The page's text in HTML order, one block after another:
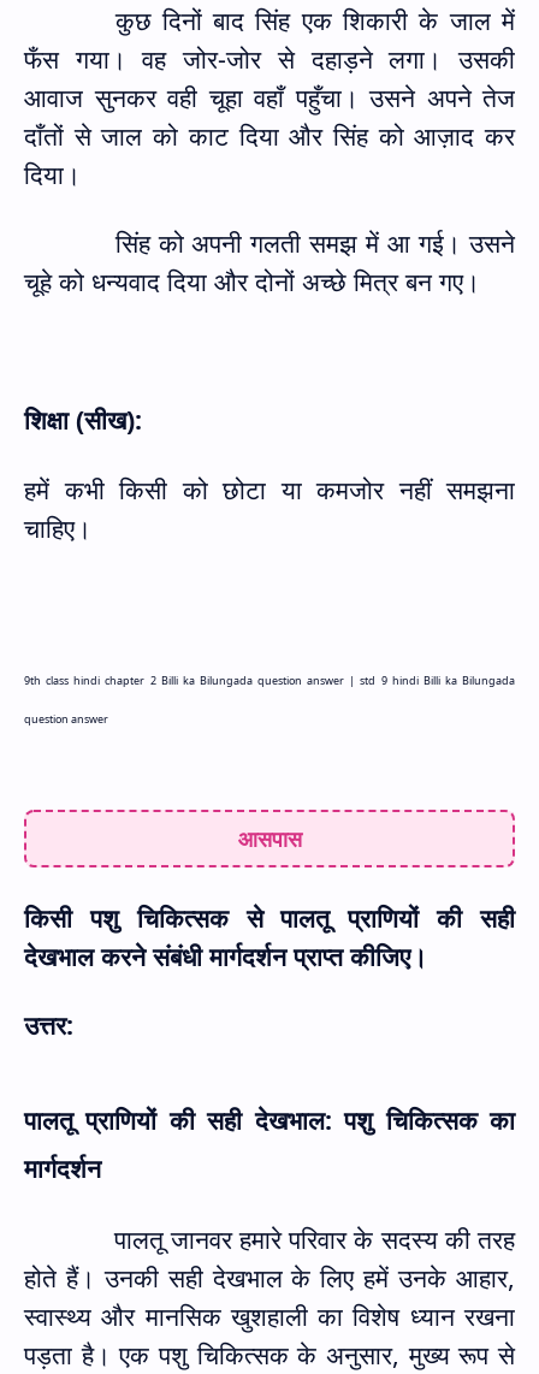
कुछ दिनों बाद सिंह एक शिकारी के जाल में
फँस गया। वह जोर-जोर से दहाड़ने लगा। उसकी
आवाज सुनकर वही चूहा वहाँ पहुँचा। उसने अपने तेज
दाँतों से जाल को काट दिया और सिंह को आज़ाद कर
दिया।
सिंह को अपनी गलती समझ में आ गई। उसने
चूहे को धन्यवाद दिया और दोनों अच्छे मित्र बन गए।
शिक्षा (सीख):
हमें कभी किसी को छोटा या कमजोर नहीं समझना
चाहिए।
9th class hindi chapter 2 Billi ka Bilungada question answer |std 9 hindi Billi ka Bilungada
question answer
आसपास
किसी पशु चिकित्सक से पालतू प्राणियों की सही
देखभाल करने संबंधी मार्गदर्शन प्राप्त कीजिए।
उत्तर:
पालतू प्राणियों की सही देखभाल: पशु चिकित्सक का
मार्गदर्शन
पालतू जानवर हमारे परिवार के सदस्य की तरह
होते हैं। उनकी सही देखभाल के लिए हमें उनके आहार,
स्वास्थ्य और मानसिक खुशहाली का विशेष ध्यान रखना
पड़ता है। एक पशु चिकित्सक के अनुसार,मुख्य रूप से